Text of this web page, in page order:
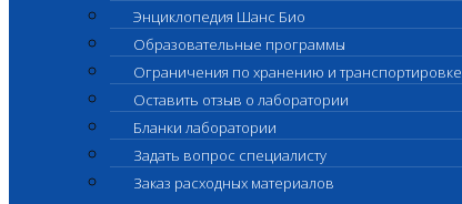
Энциклопедия Шанс Био
Образовательные программы
Ограничения по хранению и транспортировке
Оставить отзыв о лаборатории
Бланки лаборатории
Задать вопрос специалисту
Заказ расходных материалов